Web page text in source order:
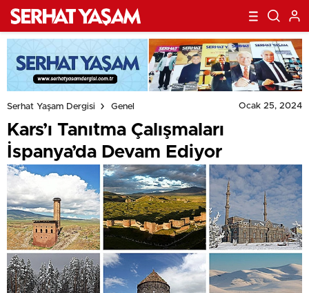
Serhat Yaşam Dergisi Genel Ocak 25, 2024
Kars’ı Tanıtma Çalışmaları
İspanya’da Devam Ediyor